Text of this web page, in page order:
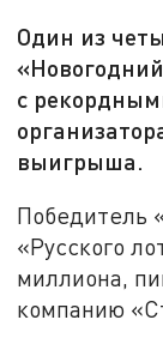
Один из
с
выигрыша.
Победитель
«Русского
миллиона,
компанию